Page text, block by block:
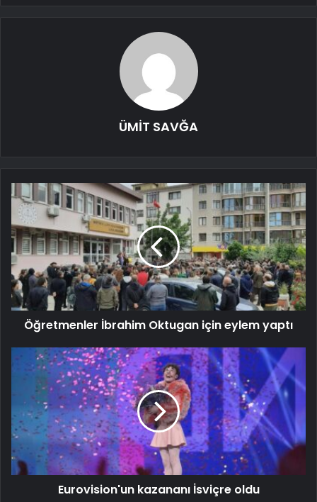
ÜMİT SAVĞA
Öğretmenler İbrahim Oktugan için eylem yaptı
Eurovision'un kazananı İsviçre oldu